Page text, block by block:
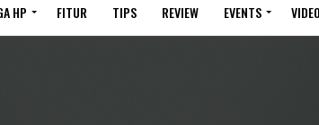
HP FITUR TIPS REVIEW EVENTS